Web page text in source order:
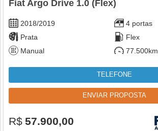
Fiat Argo Drive 1.0 (Flex)
2018/2019
4 portas
Prata
Flex
Manual
77.500km
TELEFONE
ENVIAR PROPOSTA
R$ 57.900,00